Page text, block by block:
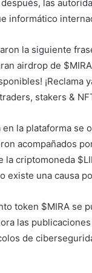
las
informático
la siguiente
airdrop de
stakers &
la plataforma
acompañados
la criptomoneda
existe una causa
token $MIRA se
las
de